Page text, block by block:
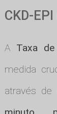
CKD-
A Taxa
medida
através de